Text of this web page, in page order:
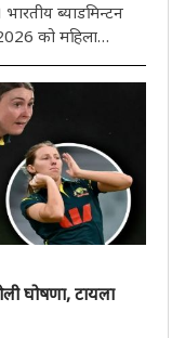
ब्याडमिन्टन
को महिला
वरीयता प्राप्त 17
गेम 21-16, 21-15
घोषणा, टायला